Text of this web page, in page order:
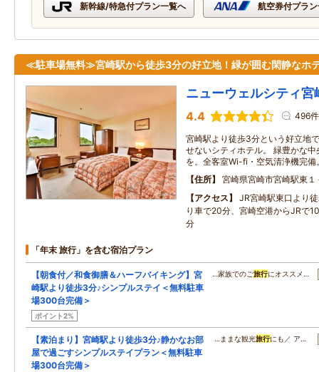
新幹線/特急付プラン一覧へ 航空券付プラ
≪駐車場無料≫宮崎駅から徒歩3分の好立地！緑が囲む閑静なホ
ニューウェルシティ宮
4.4 496件
宮崎駅より徒歩3分という好立地
せないシティホテル。 緑豊かな
を。全客室Wi-fi・空気清浄機完備
住所
宮崎県宮崎市宮崎駅東１
アクセス
JR宮崎駅東口より
り車で20分、宮崎空港からJRで
分
「年末 旅行」を含む宿泊プラン
【朝食付／和食御膳＆ハーフバイキング】宮
崎駅より徒歩3分♪シンプルステイ＜無料駐車
場300台完備＞
ポイント2%
…家族でのご旅行にオススメ…
【素泊まり】宮崎駅より徒歩3分♪静かなお部
屋で過ごすシンプルステイプラン＜無料駐車
場300台完備＞
…ままな観光旅行にも／ ア…